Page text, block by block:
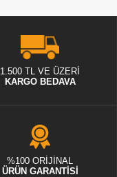
1.500 TL VE ÜZERİ
KARGO BEDAVA
%100 ORİJİNAL
ÜRÜN GARANTİSİ